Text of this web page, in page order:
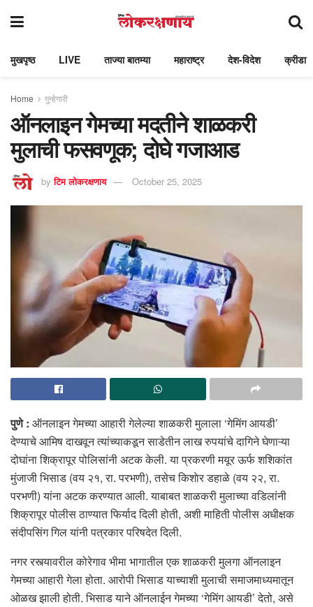
मुखपृष्ठ LIVE ताज्या बातम्या महाराष्ट्र देश-विदेश क्रीडा
Home गुन्हेगारी
ऑनलाइन गेमच्या मदतीने शाळकरी
मुलाची फसवणूक; दोघे गजाआड
by टिम लोकरक्षणाय October 25, 2025
पुणे : ऑनलाइन गेमच्या आहारी गेलेल्या शाळकरी मुलाला ‘गेमिंग आयडी’
देण्याचे आमिष दाखवून त्यांच्याकडून साडेतीन लाख रुपयांचे दागिने घेणाऱ्या
दोघांना शिक्रापूर पोलिसांनी अटक केली. या प्रकरणी मयूर ऊर्फ शशिकांत
मुंजाजी भिसाड (वय २१, रा. परभणी), तसेच किशाेर डहाळे (वय २२, रा.
परभणी) यांना अटक करण्यात आली. याबाबत शाळकरी मुलाच्या वडिलांनी
शिक्रापूर पोलीस ठाण्यात फिर्याद दिली होती, अशी माहिती पोलीस अधीक्षक
संदीपसिंग गिल यांनी पत्रकार परिषदेत दिली.
नगर रस्त्यावरील कोरेगाव भीमा भागातील एक शाळकरी मुलगा ऑनलाइन
गेमच्या आहारी गेला होता. आरोपी भिसाड याच्याशी मुलाची समाजमाध्यमातून
ओळख झाली होती. भिसाड याने ऑनलाईन गेमच्या ‘गेमिंग आयडी’ देतो, असे